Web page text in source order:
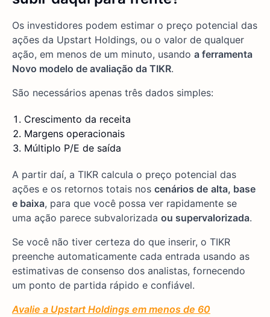
Os investidores podem estimar o preço potencial das
ações da Upstart Holdings, ou o valor de qualquer
ação, em menos de um minuto, usando a ferramenta
Novo modelo de avaliação da TIKR.
São necessários apenas três dados simples:
Crescimento da receita
Margens operacionais
Múltiplo P/E de saída
A partir daí, a TIKR calcula o preço potencial das
ações e os retornos totais nos cenários de alta, base
e baixa, para que você possa ver rapidamente se
uma ação parece subvalorizada ou supervalorizada.
Se você não tiver certeza do que inserir, o TIKR
preenche automaticamente cada entrada usando as
estimativas de consenso dos analistas, fornecendo
um ponto de partida rápido e confiável.
Avalie a Upstart Holdings em menos de 60